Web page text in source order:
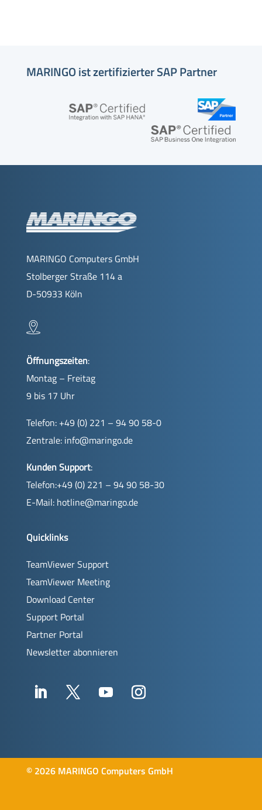
MARINGO ist zertifizierter SAP Partner
MARINGO Computers GmbH
Stolberger Straße 114 a
D-50933 Köln
Öffnungszeiten:
Montag – Freitag
9 bis 17 Uhr
Telefon: +49 (0) 221 – 94 90 58-0
Zentrale: info@maringo.de
Kunden Support:
Telefon:+49 (0) 221 – 94 90 58-30
E-Mail: hotline@maringo.de
Quicklinks
TeamViewer Support
TeamViewer Meeting
Download Center
Support Portal
Partner Portal
Newsletter abonnieren
© 2026 MARINGO Computers GmbH